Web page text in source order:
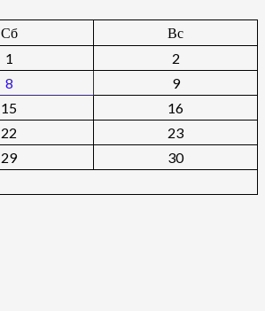
Сб
Вс
1
2
8
9
15
16
22
23
29
30